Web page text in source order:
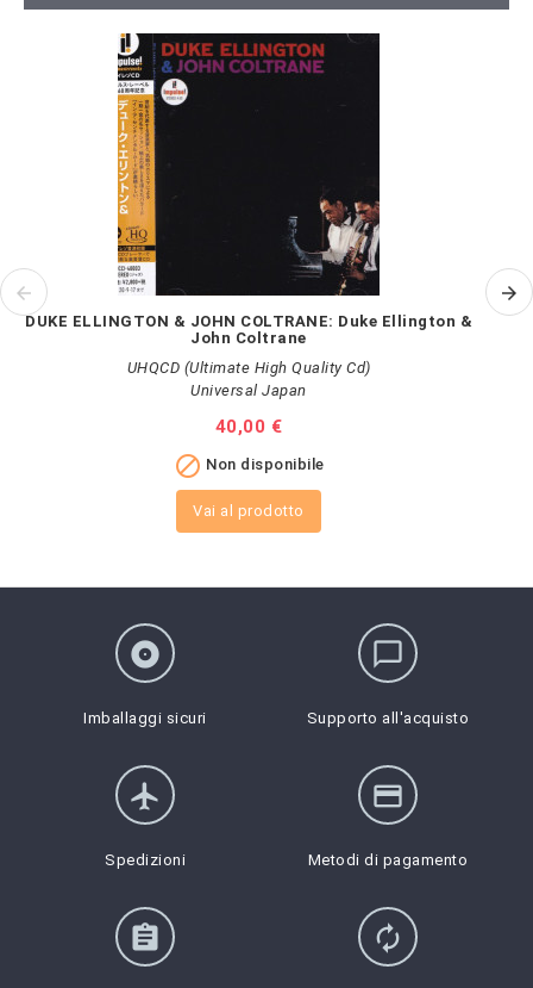
DUKE ELLINGTON & JOHN COLTRANE: Duke Ellington &
John Coltrane
UHQCD (Ultimate High Quality Cd)
Universal Japan
Prezzo
40,00 €
 Non disponibile
Vai al prodotto
album
Imballaggi sicuri
chat_bubble_outline
Supporto all'acquisto
flight
Spedizioni
credit_card
Metodi di pagamento
assignment autorenew